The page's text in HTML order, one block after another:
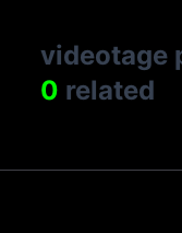
videotage
0 related